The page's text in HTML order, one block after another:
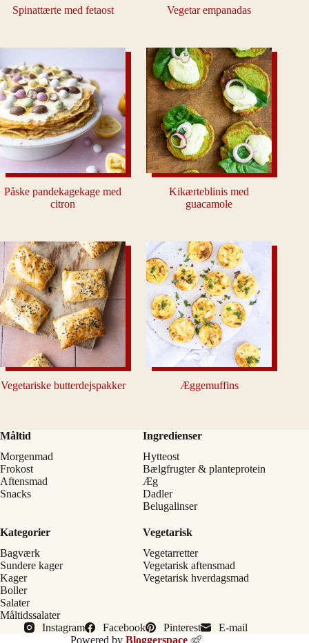
Spinattærte med fetaost Vegetar empanadas
Påske pandekagekage med
citron
Kikærteblinis med
guacamole
Vegetariske butterdejspakker Æggemuffins
Måltid
Morgenmad
Frokost
Aftensmad
Snacks
Ingredienser
Hytteost
Bælgfrugter & planteprotein
Æg
Dadler
Belugalinser
Kategorier
Bagværk
Sundere kager
Kager
Boller
Salater
Måltidssalater
Vegetarisk
Vegetarretter
Vegetarisk aftensmad
Vegetarisk hverdagsmad
Instagram Facebook Pinterest
E-mail
Powered byBloggerspace